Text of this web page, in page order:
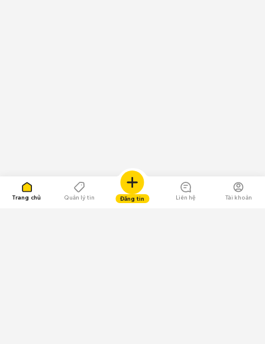
Trang chủ Quản lý tin Đăng tin Liên hệ Tài khoản